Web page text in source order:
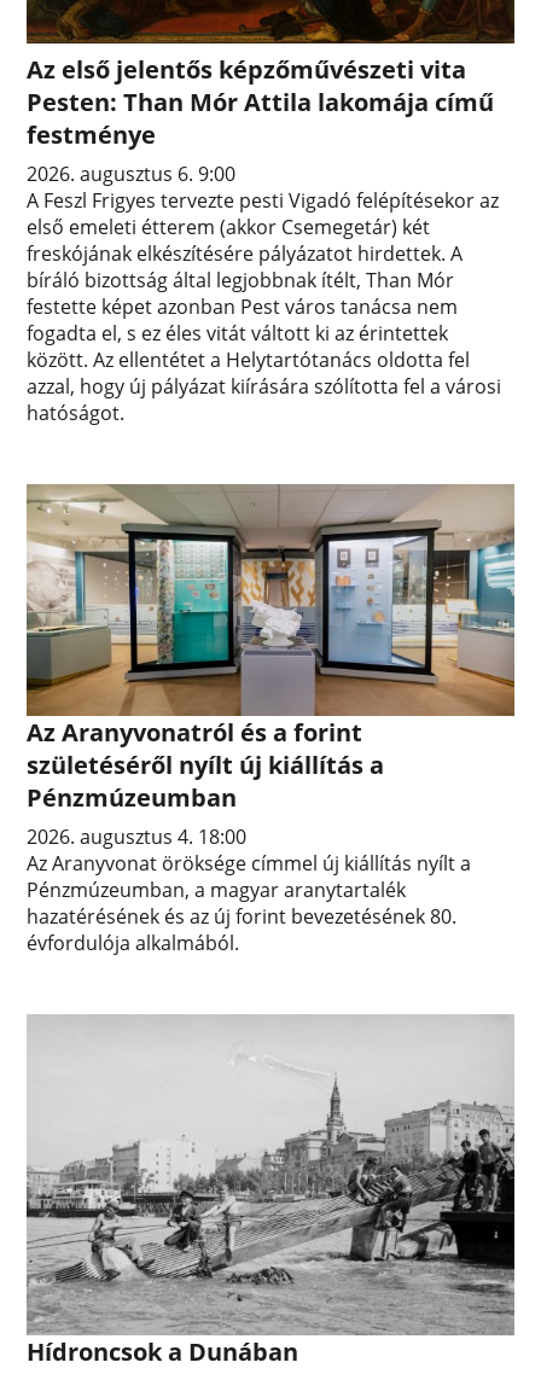
Az első jelentős képzőművészeti vita
Pesten: Than Mór Attila lakomája című
festménye
2026. augusztus 6. 9:00
A Feszl Frigyes tervezte pesti Vigadó felépítésekor az
első emeleti étterem (akkor Csemegetár) két
freskójának elkészítésére pályázatot hirdettek. A
bíráló bizottság által legjobbnak ítélt, Than Mór
festette képet azonban Pest város tanácsa nem
fogadta el, s ez éles vitát váltott ki az érintettek
között. Az ellentétet a Helytartótanács oldotta fel
azzal, hogy új pályázat kiírására szólította fel a városi
hatóságot.
Az Aranyvonatról és a forint
születéséről nyílt új kiállítás a
Pénzmúzeumban
2026. augusztus 4. 18:00
Az Aranyvonat öröksége címmel új kiállítás nyílt a
Pénzmúzeumban, a magyar aranytartalék
hazatérésének és az új forint bevezetésének 80.
évfordulója alkalmából.
Hídroncsok a Dunában